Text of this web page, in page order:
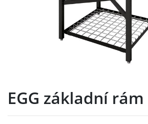
EGG základní